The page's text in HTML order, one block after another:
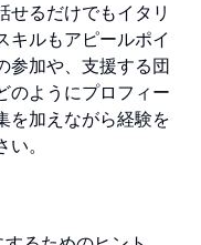
せるだけでもイタリ
キルもアピールポイ
参加や、支援する団
のようにプロフィー
を加えながら経験を
。